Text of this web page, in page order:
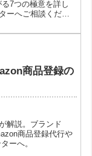
7つの極意を詳し
ーへご相談くださ
商品登録の
解説。ブランド
商品登録代行や
ーへ。